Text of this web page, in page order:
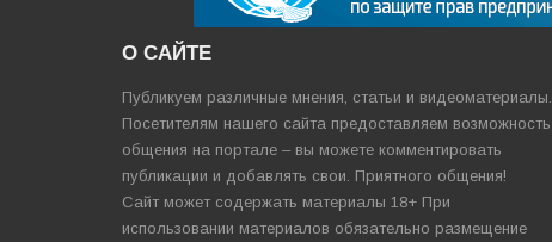
О САЙТЕ
Публикуем различные мнения, статьи и видеоматериалы.
Посетителям нашего сайта предоставляем возможность
общения на портале – вы можете комментировать
публикации и добавлять свои. Приятного общения!
Сайт может содержать материалы 18+ При
использовании материалов обязательно размещение